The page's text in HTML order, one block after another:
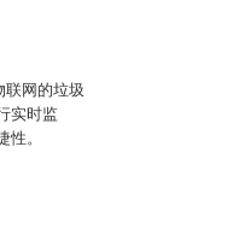
联网的垃圾
实时监
。